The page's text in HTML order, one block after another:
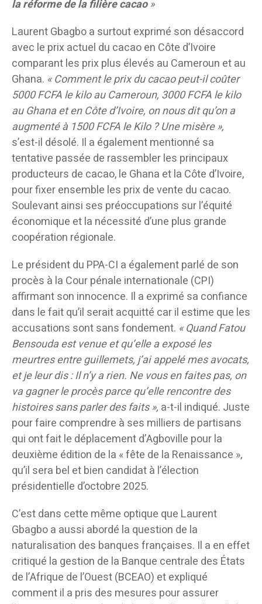
la réforme de la filière cacao»
Laurent Gbagbo a surtout exprimé son désaccord
avec le prix actuel du cacao en Côte d’Ivoire
comparant les prix plus élevés au Cameroun et au
Ghana. « Comment le prix du cacao peut-il coûter
5000 FCFA le kilo au Cameroun, 3000 FCFA le kilo
au Ghana et en Côte d’Ivoire, on nous dit qu’on a
augmenté à 1500 FCFA le Kilo ? Une misère »,
s’est-il désolé. Il a également mentionné sa
tentative passée de rassembler les principaux
producteurs de cacao, le Ghana et la Côte d’Ivoire,
pour fixer ensemble les prix de vente du cacao.
Soulevant ainsi ses préoccupations sur l’équité
économique et la nécessité d’une plus grande
coopération régionale.
Le président du PPA-CI a également parlé de son
procès à la Cour pénale internationale (CPI)
affirmant son innocence. Il a exprimé sa confiance
dans le fait qu’il serait acquitté car il estime que les
accusations sont sans fondement. « Quand Fatou
Bensouda est venue et qu’elle a exposé les
meurtres entre guillemets, j’ai appelé mes avocats,
et je leur dis : Il n’y a rien. Ne vous en faites pas, on
va gagner le procès parce qu’elle rencontre des
histoires sans parler des faits », a-t-il indiqué. Juste
pour faire comprendre à ses milliers de partisans
qui ont fait le déplacement d’Agboville pour la
deuxième édition de la « fête de la Renaissance »,
qu’il sera bel et bien candidat à l’élection
présidentielle d’octobre 2025.
C’est dans cette même optique que Laurent
Gbagbo a aussi abordé la question de la
naturalisation des banques françaises. Il a en effet
critiqué la gestion de la Banque centrale des États
de l’Afrique de l’Ouest (BCEAO) et expliqué
comment il a pris des mesures pour assurer